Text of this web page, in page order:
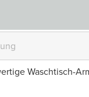
Waschtisch-